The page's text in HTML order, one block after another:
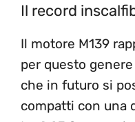
Il record
Il motore M139
per questo
che in futuro si
compatti con una